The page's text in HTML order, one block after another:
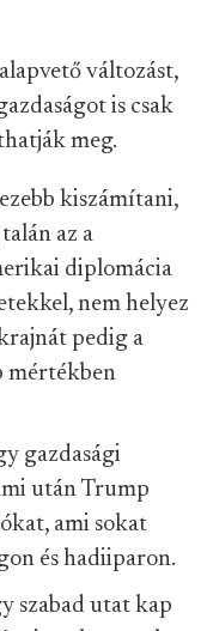
változást,
is csak
meg.
kiszámítani,
az a
diplomácia
nem helyez
pedig a
mértékben
gazdasági
után Trump
ami sokat
és hadiiparon.
szabad utat kap